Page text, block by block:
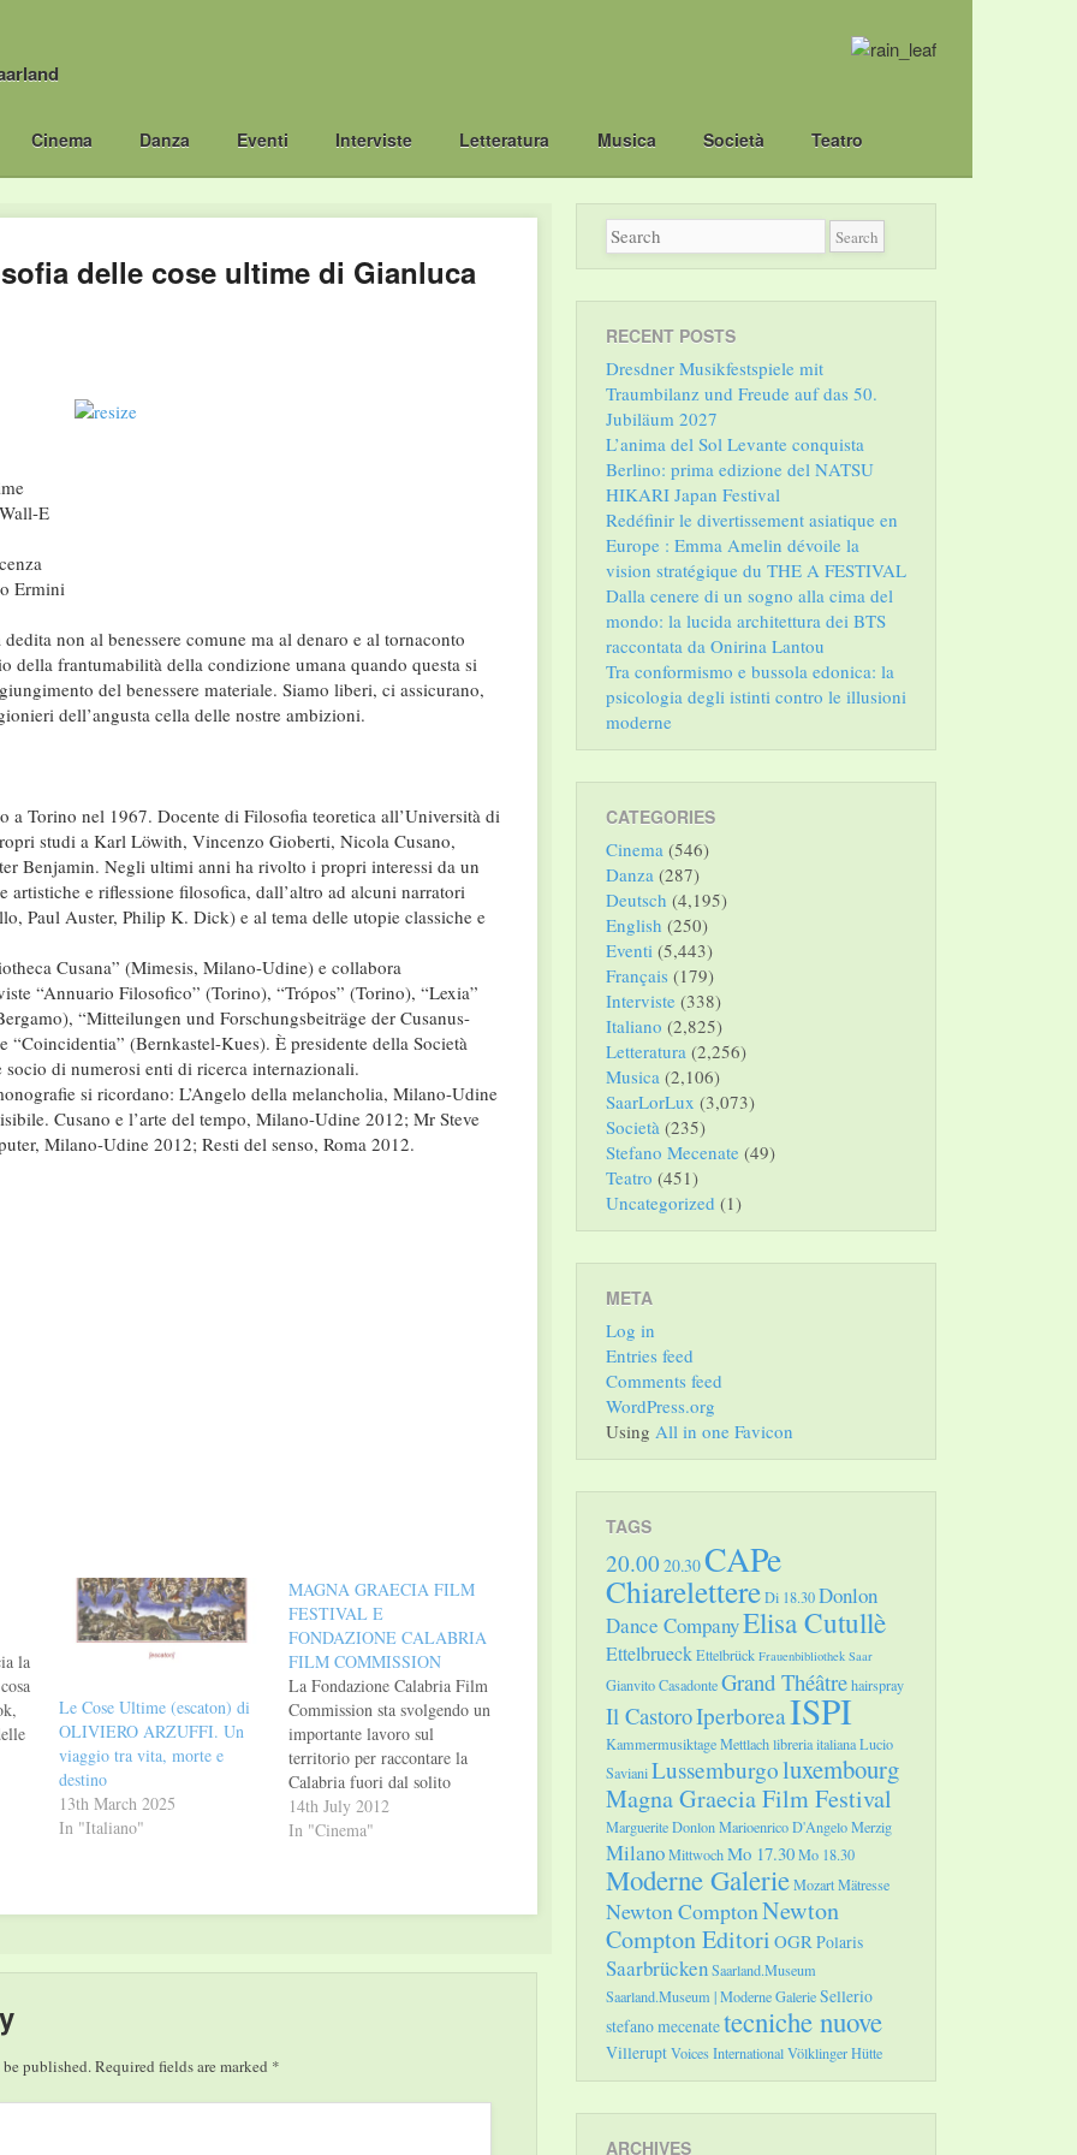
Cinema Danza Eventi Interviste Letteratura Musica Società Teatro
delle cose ultime di Gianluca
E
Ermini
non al benessere comune ma al denaro e al tornaconto
della frantumabilità della condizione umana quando questa si
del benessere materiale. Siamo liberi, ci assicurano,
dell’angusta cella delle nostre ambizioni.
a Torino nel 1967. Docente di Filosofia teoretica all’Università di
studi a Karl Löwith, Vincenzo Gioberti, Nicola Cusano,
Benjamin. Negli ultimi anni ha rivolto i propri interessi da un
artistiche e riflessione filosofica, dall’altro ad alcuni narratori
Paul Auster, Philip K. Dick) e al tema delle utopie classiche e
Cusana” (Mimesis, Milano-Udine) e collabora
“Annuario Filosofico” (Torino), “Trópos” (Torino), “Lexia”
“Mitteilungen und Forschungsbeiträge der Cusanus-
“Coincidentia” (Bernkastel-Kues). È presidente della Società
socio di numerosi enti di ricerca internazionali.
si ricordano: L’Angelo della melancholia, Milano-Udine
Cusano e l’arte del tempo, Milano-Udine 2012; Mr Steve
Milano-Udine 2012; Resti del senso, Roma 2012.
la
Le Cose Ultime (escaton) di
OLIVIERO ARZUFFI. Un
viaggio tra vita, morte e
destino
13th March 2025
In "Italiano"
MAGNA GRAECIA FILM
FESTIVAL E
FONDAZIONE CALABRIA
FILM COMMISSION
La Fondazione Calabria Film
Commission sta svolgendo un
importante lavoro sul
territorio per raccontare la
Calabria fuori dal solito
stereotipo, con l’obiettivo di
evidenziare le bellezze di
14th July 2012
In "Cinema"
published.Required fields are marked *
RECENT POSTS
Dresdner Musikfestspiele mit
Traumbilanz und Freude auf das 50.
Jubiläum 2027
L’anima del Sol Levante conquista
Berlino: prima edizione del NATSU
HIKARI Japan Festival
Redéfinir le divertissement asiatique en
Europe : Emma Amelin dévoile la
vision stratégique du THE A FESTIVAL
Dalla cenere di un sogno alla cima del
mondo: la lucida architettura dei BTS
raccontata da Onirina Lantou
Tra conformismo e bussola edonica: la
psicologia degli istinti contro le illusioni
moderne
CATEGORIES
Cinema (546)
Danza (287)
Deutsch (4,195)
English (250)
Eventi (5,443)
Français (179)
Interviste (338)
Italiano (2,825)
Letteratura (2,256)
Musica (2,106)
SaarLorLux (3,073)
Società (235)
Stefano Mecenate (49)
Teatro (451)
Uncategorized (1)
META
Log in
Entries feed
Comments feed
WordPress.org
Using All in one Favicon
TAGS
20.00 20.30CAPe
ChiarelettereDi 18.30Donlon
Dance CompanyElisa Cutullè
EttelbrueckEttelbrück Frauenbibliothek Saar
Gianvito CasadonteGrand Théâtrehairspray
Il CastoroIperboreaISPI
Kammermusiktage Mettlachlibreria italianaLucio
SavianiLussemburgoluxembourg
Magna Graecia Film Festival
Marguerite DonlonMarioenrico D'AngeloMerzig
MilanoMittwochMo 17.30Mo 18.30
Moderne GalerieMozartMätresse
Newton ComptonNewton
Compton Editori OGRPolaris
SaarbrückenSaarland.Museum
Saarland.Museum | Moderne GalerieSellerio
stefano mecenatetecniche nuove
VilleruptVoices InternationalVölklinger Hütte
ARCHIVES